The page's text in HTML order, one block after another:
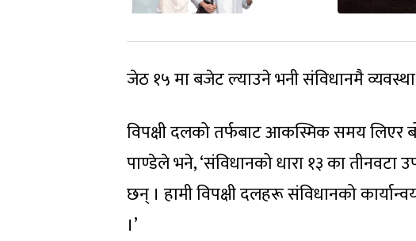
जेठ १५ मा बजेट ल्याउने भनी संविधानमै
विपक्षी दलको तर्फबाट आकस्मिक समय लिएर
पाण्डेले भने, ‘संविधानको धारा १३ का तीनवटा
छन् । हामी विपक्षी दलहरू संविधानको
।’